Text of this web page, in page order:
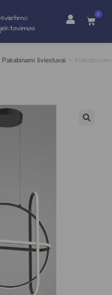
0
Pakabinami šviestuvai >